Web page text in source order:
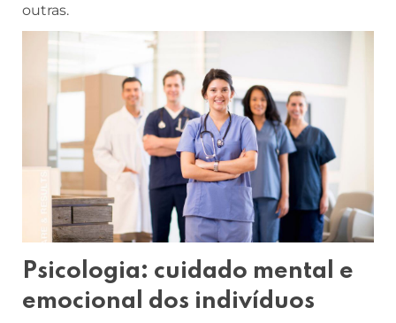
outras.
Psicologia: cuidado mental e
emocional dos indivíduos